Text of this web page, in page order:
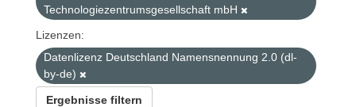
Technologiezentrumsgesellschaft mbH
Lizenzen:
Datenlizenz Deutschland Namensnennung 2.0 (dl-
by-de)
Ergebnisse filtern